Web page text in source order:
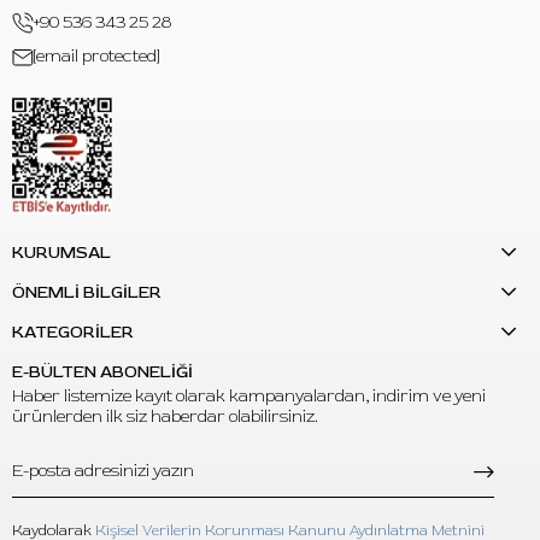
Mix bulunur.
S: Hangi çalışmalarda kullanılabilir?
C: Black & grey, realizm, portre, shading, arka plan tonlama ve
siyah-gri geçiş çalışmalarında kullanılabilir.
S: Her şişe kaç ml’dir?
C: Her şişe 4oz - 120ml hacmindedir.
+90 536 343 25 28
[email protected]
KURUMSAL
ÖNEMLİ BİLGİLER
KATEGORİLER
E-BÜLTEN ABONELİĞİ
Haber listemize kayıt olarak kampanyalardan, indirim ve yeni
ürünlerden ilk siz haberdar olabilirsiniz.
Kaydolarak Kişisel Verilerin Korunması Kanunu Aydınlatma Metnini